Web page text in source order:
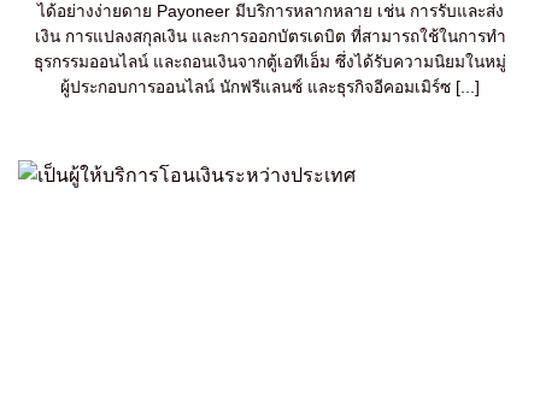
ได้อย่างง่ายดาย Payoneer มีบริการหลากหลาย เช่น การรับและส่ง
เงิน การแปลงสกุลเงิน และการออกบัตรเดบิต ที่สามารถใช้ในการทำ
ธุรกรรมออนไลน์ และถอนเงินจากตู้เอทีเอ็ม ซึ่งได้รับความนิยมในหมู่
ผู้ประกอบการออนไลน์ นักฟรีแลนซ์ และธุรกิจอีคอมเมิร์ซ [...]